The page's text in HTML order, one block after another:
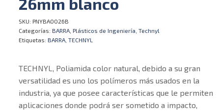
SKU: PNYBA0026B
Categorías: BARRA Plásticos de Ingeniería Technyl
Etiquetas: BARRA TECHNYL
TECHNYL, Poliamida color natural, debido a su gran
versatilidad es uno los polímeros más usados en la
industria, ya que posee características que le permiten
aplicaciones donde podrá ser sometido a impacto,